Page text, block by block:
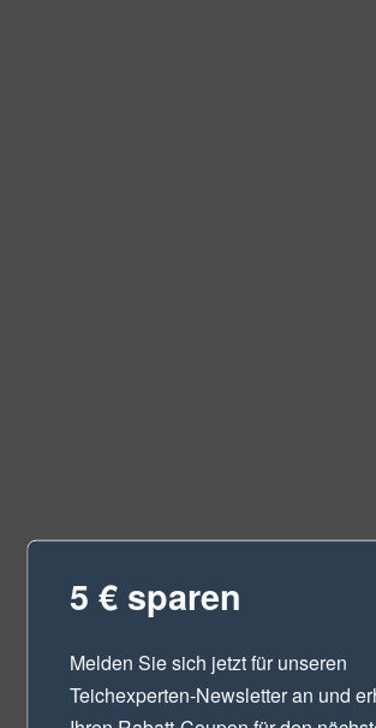
5 € sparen
Melden Sie sich jetzt für unseren
Teichexperten-Newsletteran und